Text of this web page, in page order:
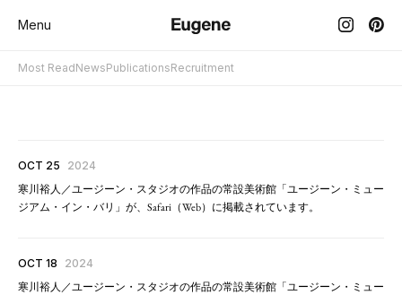
Menu
Most ReadNewsPublicationsRecruitment
OCT 25 2024
寒川裕人／ユージーン・スタジオの作品の常設美術館「ユージーン・ミュー
ジアム・イン・バリ」が、Safari（Web）に掲載されています。
OCT 18 2024
寒川裕人／ユージーン・スタジオの作品の常設美術館「ユージーン・ミュー